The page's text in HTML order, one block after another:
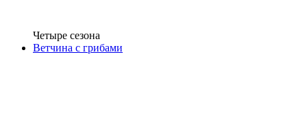
Четыре сезона
Ветчина с грибами